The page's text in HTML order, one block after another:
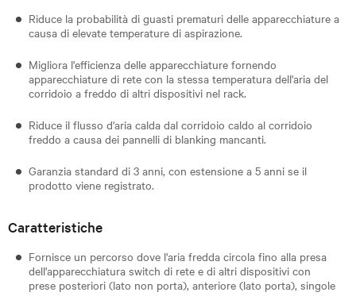
Riduce la probabilità di guasti prematuri delle apparecchiature a
causa di elevate temperature di aspirazione.
Migliora l'efficienza delle apparecchiature fornendo
apparecchiature di rete con la stessa temperatura dell'aria del
corridoio a freddo di altri dispositivi nel rack.
Riduce il flusso d'aria calda dal corridoio caldo al corridoio
freddo a causa dei pannelli di blanking mancanti.
Garanzia standard di 3 anni, con estensione a 5 anni se il
prodotto viene registrato.
Caratteristiche
Fornisce un percorso dove l'aria fredda circola fino alla presa
dell'apparecchiatura switch di rete e di altri dispositivi con
prese posteriori (lato non porta), anteriore (lato porta), singole